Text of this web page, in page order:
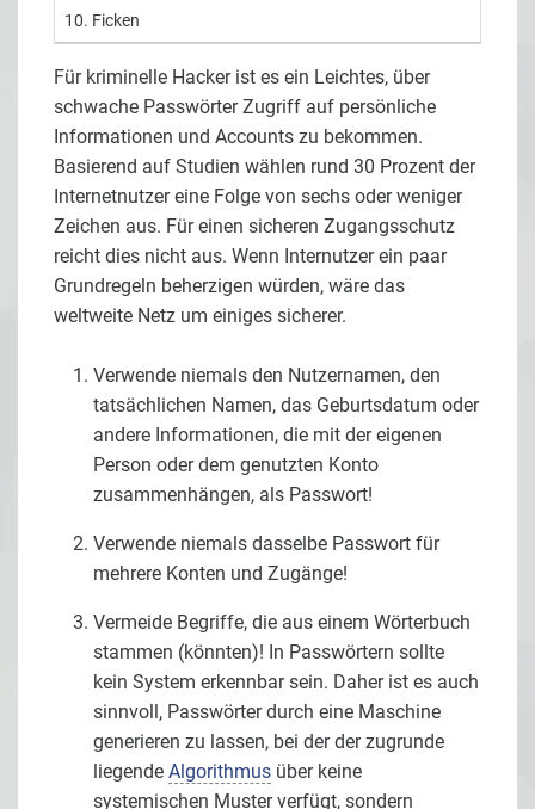
10. Ficken
Für kriminelle Hacker ist es ein Leichtes, über
schwache Passwörter Zugriff auf persönliche
Informationen und Accounts zu bekommen.
Basierend auf Studien wählen rund 30 Prozent der
Internetnutzer eine Folge von sechs oder weniger
Zeichen aus. Für einen sicheren Zugangsschutz
reicht dies nicht aus. Wenn Internutzer ein paar
Grundregeln beherzigen würden, wäre das
weltweite Netz um einiges sicherer.
Verwende niemals den Nutzernamen, den
tatsächlichen Namen, das Geburtsdatum oder
andere Informationen, die mit der eigenen
Person oder dem genutzten Konto
zusammenhängen, als Passwort!
Verwende niemals dasselbe Passwort für
mehrere Konten und Zugänge!
Vermeide Begriffe, die aus einem Wörterbuch
stammen (könnten)! In Passwörtern sollte
kein System erkennbar sein. Daher ist es auch
sinnvoll, Passwörter durch eine Maschine
generieren zu lassen, bei der der zugrunde
liegende Algorithmus über keine
systemischen Muster verfügt, sondern